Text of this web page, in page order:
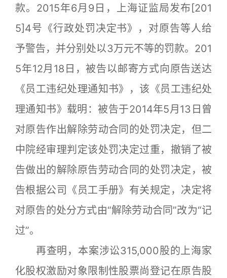
款。2015年6月9日，上海证监局发布[201
5]4号《行政处罚决定书》，对原告等人给
予警告，并分别处以3万元不等的罚款。201
5年12月18日，被告以邮寄方式向原告送达
《员工违纪处理通知书》，该《员工违纪处
理通知书》载明：被告于2014年5月13日曾
对原告作出解除劳动合同的处罚决定，但二
中院经审理判定该处罚决定过重，撤销了被
告做出的解除原告劳动合同的处罚决定，被
告根据公司《员工手册》有关规定，决定将
对原告的处分方式由“解除劳动合同”改为“记
过”。
再查明，本案涉讼315,000股的上海家
化股权激励对象限制性股票尚登记在原告股